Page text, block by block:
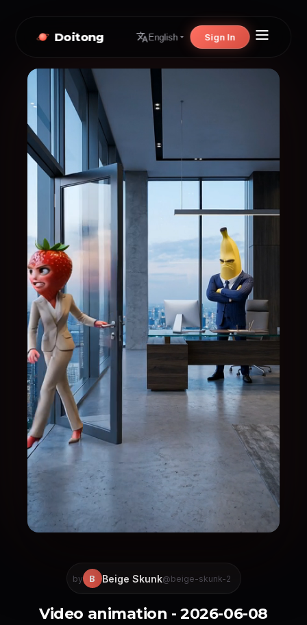
Doitong English Sign In
by B Beige Skunk@beige-skunk-2
Video animation - 2026-06-08